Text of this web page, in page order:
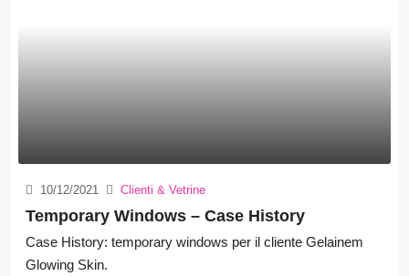
10/12/2021 Clienti & Vetrine
Temporary Windows – Case History
Case History: temporary windows per il cliente Gelainem
Glowing Skin.